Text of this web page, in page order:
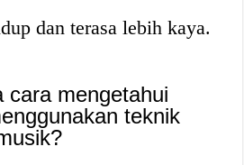
dan terasa lebih kaya.
cara mengetahui
teknik